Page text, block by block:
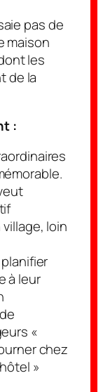
pas de
maison
les
de la
:
loin
à leur
«
chez
»